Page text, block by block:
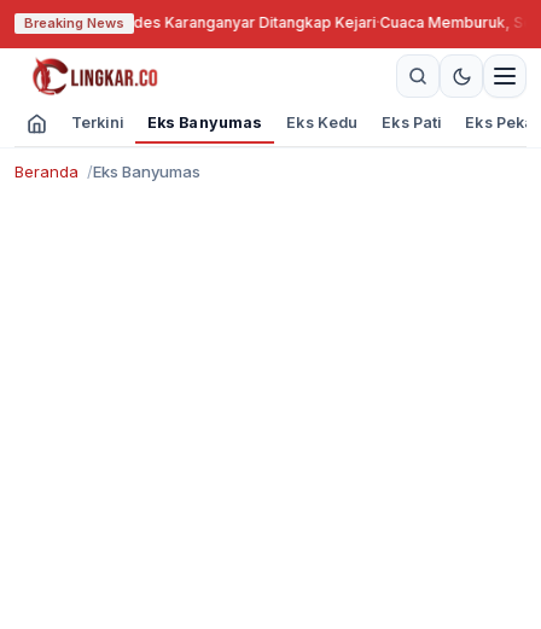
Breaking News
Bengkok, Kades Karanganyar Ditangkap Kejari·Cuaca Memburuk,
Terkini Eks Banyumas Eks Kedu Eks Pati Eks
Beranda Eks Banyumas